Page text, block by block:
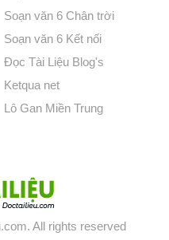
Soạn văn 6 Chân trời
Soạn văn 6 Kết nối
Đọc Tài Liệu Blog's
Ketqua net
Lô Gan Miền Trung
All rights reserved